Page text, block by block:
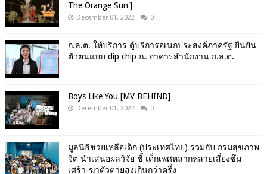
The Orange Sun']
December 01, 2022 0
ก.ล.ต. ให้บริการ ตู้บริการอเนกประสงค์ภาครัฐ ยืนยัน
ตัวตนแบบ dip chip ณ อาคารสำนักงาน ก.ล.ต.
Boys Like You [MV BEHIND]
December 01, 2022 0
มูลนิธิช่วยเหลือเด็ก (ประเทศไทย) ร่วมกับ กรมสุขภาพ
จิต นำเสนอผลวิจัย ชี้ เด็กเพศหลากหลายเสี่ยงซึม
เศร้า-ฆ่าตัวตายสูงเกินกว่าครึ่ง